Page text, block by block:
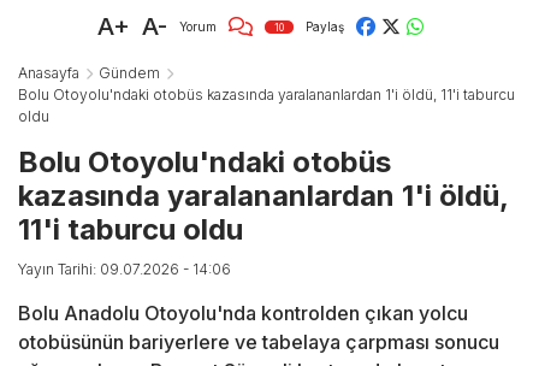
A+ A- Yorum 10 Paylaş
Anasayfa
Gündem
Bolu Otoyolu'ndaki otobüs kazasında yaralananlardan 1'i öldü, 11'i taburcu
oldu
Bolu Otoyolu'ndaki otobüs
kazasında yaralananlardan 1'i öldü,
11'i taburcu oldu
Yayın Tarihi: 09.07.2026 - 14:06
Bolu Anadolu Otoyolu'nda kontrolden çıkan yolcu
otobüsünün bariyerlere ve tabelaya çarpması sonucu